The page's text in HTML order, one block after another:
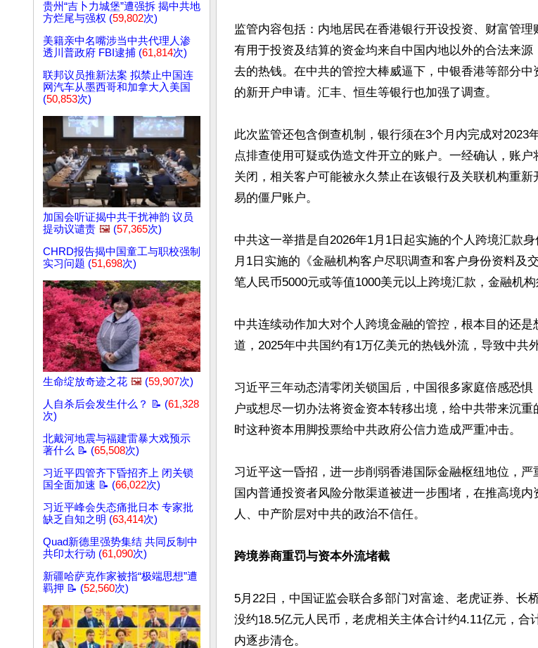
贵州“吉卜力城堡”遭强拆 揭中共地
方烂尾与强权 (59,802次)
美籍亲中名嘴涉当中共代理人渗
透川普政府 FBI逮捕 (61,814次)
联邦议员推新法案 拟禁止中国连
网汽车从墨西哥和加拿大入美国
(50,853次)
加国会听证揭中共干扰神韵 议员
提动议谴责 🖼️ (57,365次)
CHRD报告揭中国童工与职校强制
实习问题 (51,698次)
生命绽放奇迹之花 🖼️ (59,907次)
人自杀后会发生什么？ 📝 (61,328
次)
北戴河地震与福建雷暴大戏预示
著什么 📝 (65,508次)
习近平四管齐下昏招齐上 闭关锁
国全面加速 📝 (66,022次)
习近平峰会失态痛批日本 专家批
缺乏自知之明 (63,414次)
Quad新德里强势集结 共同反制中
共印太行动 (61,090次)
新疆哈萨克作家被指“极端思想”遭
羁押 📝 (52,560次)
监管内容包括：内地居民在香港银行开设投资、财富管
有用于投资及结算的资金均来自中国内地以外的合法来
去的热钱。在中共的管控大棒威逼下，中银香港等部分
的新开户申请。汇丰、恒生等银行也加强了调查。
此次监管还包含倒查机制，银行须在3个月内完成对2023
点排查使用可疑或伪造文件开立的账户。一经确认，账户
关闭，相关客户可能被永久禁止在该银行及关联机构重
易的僵尸账户。
中共这一举措是自2026年1月1日起实施的个人跨境汇款
月1日实施的《金融机构客户尽职调查和客户身份资料及
笔人民币5000元或等值1000美元以上跨境汇款，金融机构
中共连续动作加大对个人跨境金融的管控，根本目的还
道，2025年中共国约有1万亿美元的热钱外流，导致中共
习近平三年动态清零闭关锁国后，中国很多家庭倍感恐
户或想尽一切办法将资金资本转移出境，给中共带来沉
时这种资本用脚投票给中共政府公信力造成严重冲击。
习近平这一昏招，进一步削弱香港国际金融枢纽地位，严
国内普通投资者风险分散渠道被进一步围堵，在推高境
人、中产阶层对中共的政治不信任。
跨境券商重罚与资本外流堵截
5月22日，中国证监会联合多部门对富途、老虎证券、长
没约18.5亿元人民币，老虎相关主体合计约4.11亿元，合
内逐步清仓。